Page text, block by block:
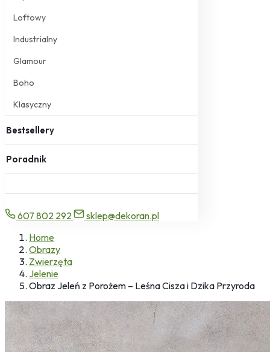
Loftowy
Industrialny
Glamour
Boho
Klasyczny
Bestsellery
Poradnik
607 802 292
sklep@dekoran.pl
Home
Obrazy
Zwierzęta
Jelenie
Obraz Jeleń z Porożem – Leśna Cisza i Dzika Przyroda